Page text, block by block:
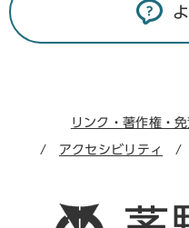
リンク・著作権・
アクセシビリティ